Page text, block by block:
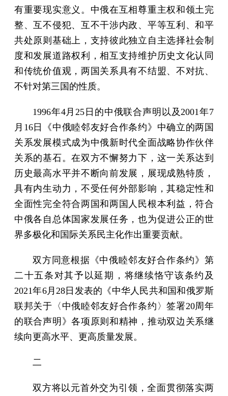
有重要现实意义。中俄在互相尊重主权和领土完
整、互不侵犯、互不干涉内政、平等互利、和平
共处原则基础上，支持彼此独立自主选择社会制
度和发展道路权利，相互支持维护历史文化认同
和传统价值观，两国关系具有不结盟、不对抗、
不针对第三国的性质。
1996年4月25日的中俄联合声明以及2001年7
月16日《中俄睦邻友好合作条约》中确立的两国
关系发展模式成为中俄新时代全面战略协作伙伴
关系的基石。在双方不懈努力下，这一关系达到
历史最高水平并不断向前发展，展现成熟特质，
具有内生动力，不受任何外部影响，其稳定性和
全面性完全符合两国和两国人民根本利益，符合
中俄各自总体国家发展任务，也为促进公正的世
界多极化和国际关系民主化作出重要贡献。
双方同意根据《中俄睦邻友好合作条约》第
二十五条对其予以延期，将继续恪守该条约及
2021年6月28日发表的《中华人民共和国和俄罗斯
联邦关于〈中俄睦邻友好合作条约〉签署20周年
的联合声明》各项原则和精神，推动双边关系继
续向更高水平、更高质量发展。
二
双方将以元首外交为引领，全面贯彻落实两